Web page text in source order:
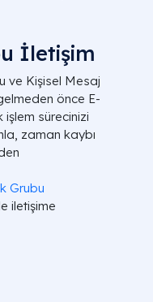
İletişim
ve Kişisel Mesaj
önce E-
sürecinizi
zaman kaybı
Grubu
iletişime